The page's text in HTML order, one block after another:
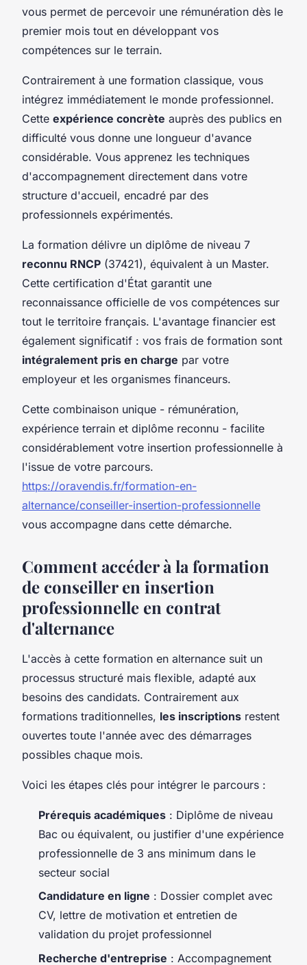
vous permet de percevoir une rémunération dès le
premier mois tout en développant vos
compétences sur le terrain.
Contrairement à une formation classique, vous
intégrez immédiatement le monde professionnel.
Cette expérience concrète auprès des publics en
difficulté vous donne une longueur d'avance
considérable. Vous apprenez les techniques
d'accompagnement directement dans votre
structure d'accueil, encadré par des
professionnels expérimentés.
La formation délivre un diplôme de niveau 7
reconnu RNCP (37421), équivalent à un Master.
Cette certification d'État garantit une
reconnaissance officielle de vos compétences sur
tout le territoire français. L'avantage financier est
également significatif : vos frais de formation sont
intégralement pris en charge par votre
employeur et les organismes financeurs.
Cette combinaison unique - rémunération,
expérience terrain et diplôme reconnu - facilite
considérablement votre insertion professionnelle à
l'issue de votre parcours.
https://oravendis.fr/formation-en-
alternance/conseiller-insertion-professionnelle
vous accompagne dans cette démarche.
Comment accéder à la formation
de conseiller en insertion
professionnelle en contrat
d'alternance
L'accès à cette formation en alternance suit un
processus structuré mais flexible, adapté aux
besoins des candidats. Contrairement aux
formations traditionnelles, les inscriptions restent
ouvertes toute l'année avec des démarrages
possibles chaque mois.
Voici les étapes clés pour intégrer le parcours :
Prérequis académiques : Diplôme de niveau
Bac ou équivalent, ou justifier d'une expérience
professionnelle de 3 ans minimum dans le
secteur social
Candidature en ligne : Dossier complet avec
CV, lettre de motivation et entretien de
validation du projet professionnel
Recherche d'entreprise : Accompagnement